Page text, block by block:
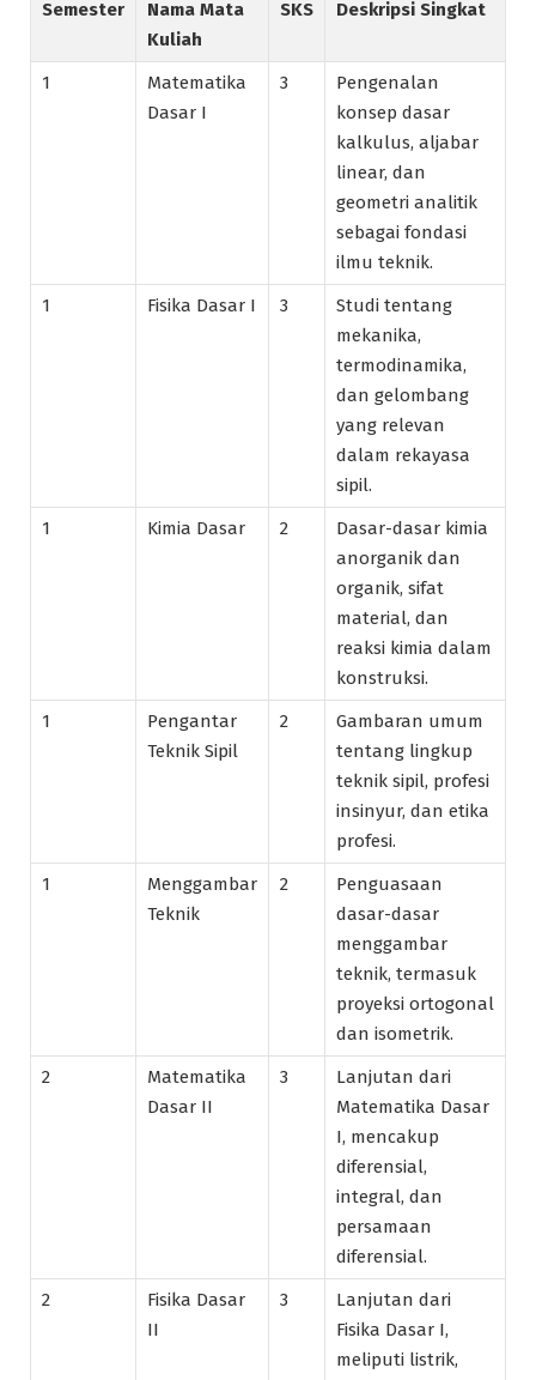
Semester
Nama Mata
Kuliah
SKS Deskripsi Singkat
1
Matematika
Dasar I
3
Pengenalan
konsep dasar
kalkulus, aljabar
linear, dan
geometri analitik
sebagai fondasi
ilmu teknik.
1
Fisika Dasar I 3
Studi tentang
mekanika,
termodinamika,
dan gelombang
yang relevan
dalam rekayasa
sipil.
1
Kimia Dasar 2
Dasar-dasar kimia
anorganik dan
organik, sifat
material, dan
reaksi kimia dalam
konstruksi.
1
Pengantar
Teknik Sipil
2
Gambaran umum
tentang lingkup
teknik sipil, profesi
insinyur, dan etika
profesi.
1
Menggambar
Teknik
2
Penguasaan
dasar-dasar
menggambar
teknik, termasuk
proyeksi ortogonal
dan isometrik.
2
Matematika
Dasar II
3
Lanjutan dari
Matematika Dasar
I, mencakup
diferensial,
integral, dan
persamaan
diferensial.
2
Fisika Dasar
II
3
Lanjutan dari
Fisika Dasar I,
meliputi listrik,